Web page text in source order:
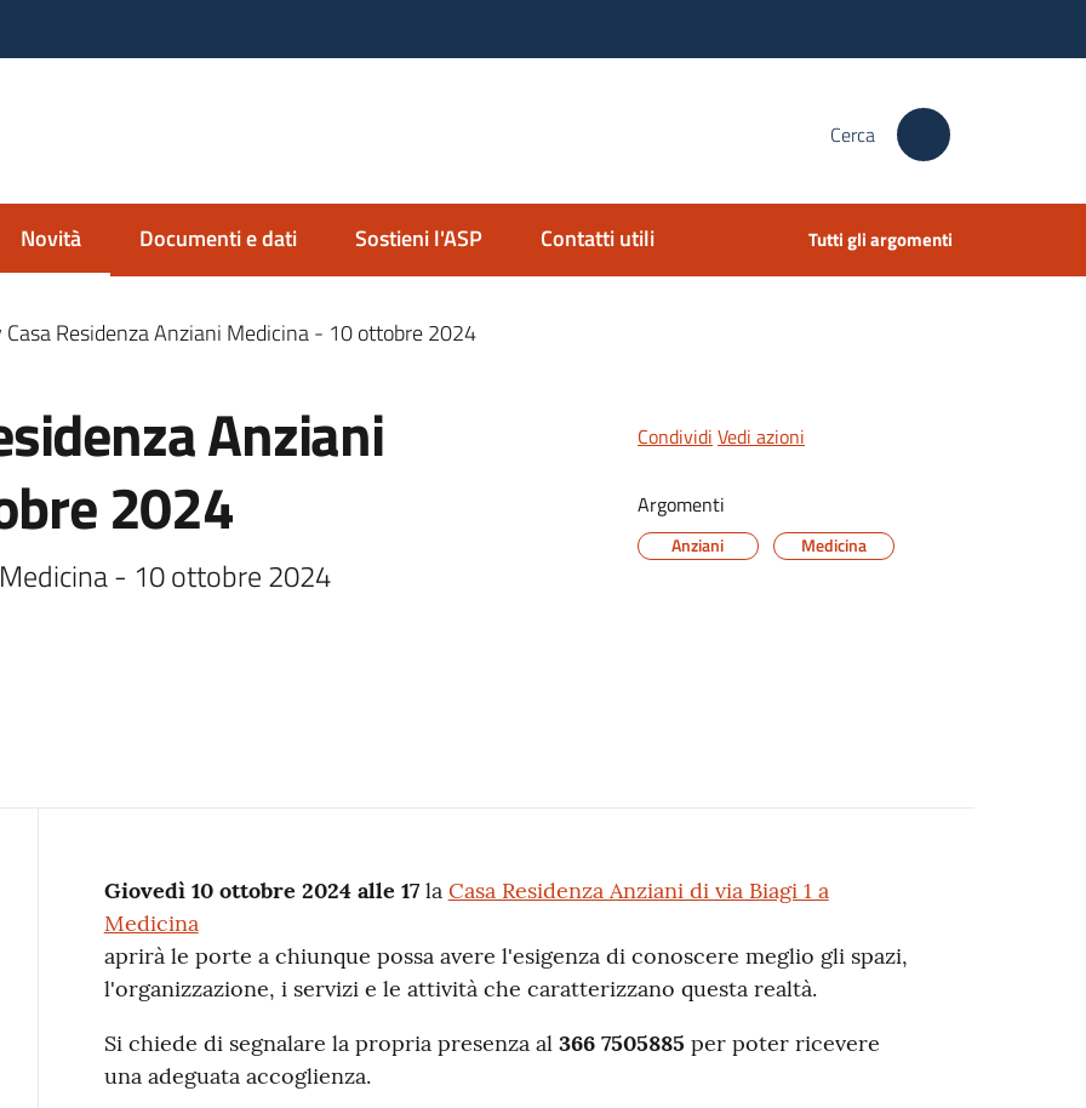
Cerca
Novità
Menu selezionatoDocumenti e dati Sostieni l'ASP Contatti utili Tutti gli argomenti
Casa Residenza Anziani Medicina - 10 ottobre 2024
Anziani
2024
- 10 ottobre 2024
Condividi Vedi azioni
Argomenti
Anziani Medicina
Contenuto
Giovedì 10 ottobre 2024 alle 17la Casa Residenza Anziani di via Biagi 1 a
Medicina
aprirà le porte a chiunque possa avere l'esigenza di conoscere meglio gli spazi,
l'organizzazione, i servizi e le attività che caratterizzano questa realtà.
Si chiede di segnalare la propria presenza al 366 7505885 per poter ricevere
una adeguata accoglienza.